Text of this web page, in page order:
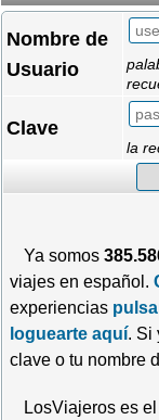
Nombre de
Usuario
Clave
la
Ya somos
viajes en español.
experiencias
loguearte aquí. Si
clave o tu nombre
LosViajeros es